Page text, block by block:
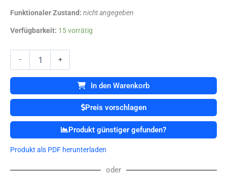
Funktionaler Zustand: nicht angegeben
Verfügbarkeit: 15 vorrätig
-
Fresenius
Volumat
Agilia
IV
Infusion
mit
Menge
+
In den Warenkorb
Preis vorschlagen
Produkt günstiger gefunden?
Produkt als PDF herunterladen
oder